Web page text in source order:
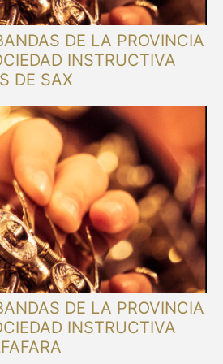
DE LA PROVINCIA
INSTRUCTIVA
DE SAX
DE LA PROVINCIA
INSTRUCTIVA